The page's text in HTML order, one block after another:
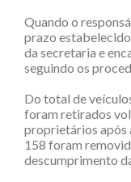
Quando o
prazo
da secretaria e
seguindo os
Do total de
foram retirados
proprietários após
158 foram
descumprimento